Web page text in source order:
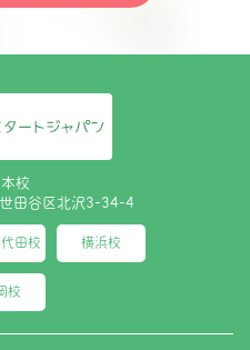
校
田谷区北沢3-34-4
田校 横浜校
校